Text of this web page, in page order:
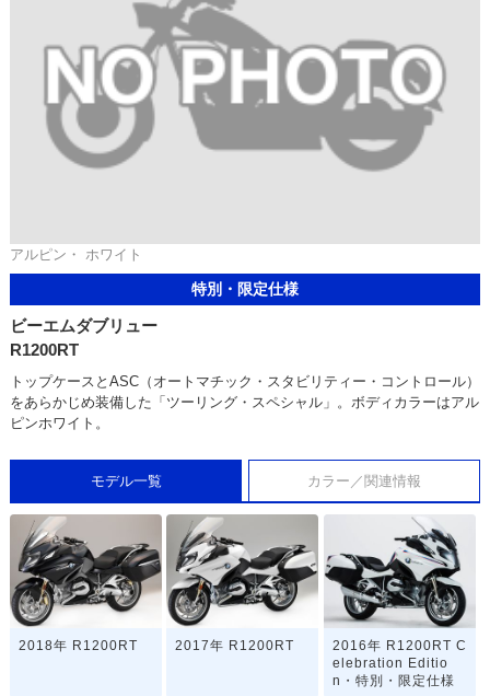
アルピン・ ホワイト
特別・限定仕様
ビーエムダブリュー
R1200RT
トップケースとASC（オートマチック・スタビリティー・コントロール）
をあらかじめ装備した「ツーリング・スペシャル」。ボディカラーはアル
ピンホワイト。
モデル一覧 カラー／関連情報
2018年 R1200RT 2017年 R1200RT
2016年 R1200RT C
elebration Editio
n・特別・限定仕様